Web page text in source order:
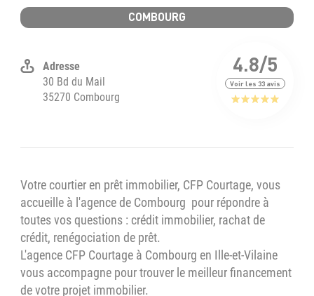
COMBOURG
30 Bd du Mail
35270 Combourg
4.8/5
Voir les33 avis
Votre courtier en prêt immobilier, CFP Courtage, vous
accueille à l'agence de Combourg pour répondre à
toutes vos questions : crédit immobilier, rachat de
crédit, renégociation de prêt.
L'agence CFP Courtage à Combourg en Ille-et-Vilaine
vous accompagne pour trouver le meilleur financement
de votre projet immobilier.